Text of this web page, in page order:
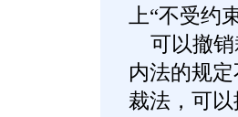
上“不受约
可以撤销
内法的规
裁法，可